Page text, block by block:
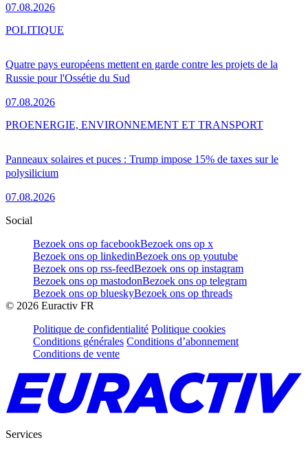
07.08.2026
Quatre pays européens mettent en garde contre les projets de la
Russie pour l'Ossétie du Sud
07.08.2026
POLITIQUE
Panneaux solaires et puces : Trump impose 15% de taxes sur le
polysilicium
07.08.2026
PROENERGIE, ENVIRONNEMENT ET TRANSPORT
Social
Bezoek ons op facebookBezoek ons op x
Bezoek ons op linkedinBezoek ons op youtube
Bezoek ons op rss-feedBezoek ons op instagram
Bezoek ons op mastodonBezoek ons op telegram
Bezoek ons op blueskyBezoek ons op threads
© 2026 Euractiv FR
Politique de confidentialité Politique cookies
Conditions générales Conditions d’abonnement
Conditions de vente
Services